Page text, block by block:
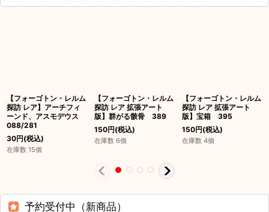
【フォーゴトン・レルム
探訪 レア】アーチフィ
ーンド、アスモデウス
088/281
30円(税込)
在庫数 15個
【フォーゴトン・レルム
探訪 レア 拡張アート
版】群がる骸骨 389
150円(税込)
在庫数 6個
【フォーゴトン・レルム
探訪 レア 拡張アート
版】宝箱 395
150円(税込)
在庫数 4個
予約受付中（新商品）